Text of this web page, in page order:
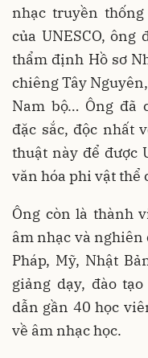
nhạc truyền
của UNESCO, ông
thẩm định Hồ sơ
chiêng Tây
Nam bộ… Ông đã
đặc sắc, độc nhất
thuật này để được
văn hóa phi vật thể
Ông còn là thành
âm nhạc và nghiên
Pháp, Mỹ, Nhật
giảng dạy, đào
dẫn gần 40 học
về âm nhạc học.